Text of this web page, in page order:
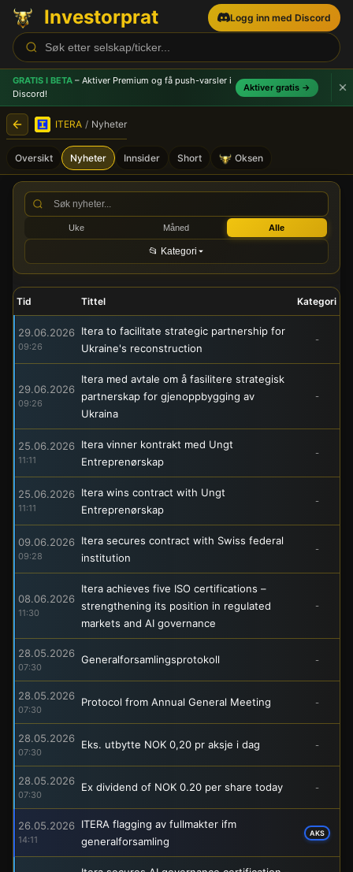
Investorprat Logg inn med Discord
GRATIS I BETA – Aktiver Premium og få push-varsler i
Discord!
Aktiver gratis →
ITERA / Nyheter
Oversikt Nyheter Innsider Short Oksen
ITERA (ITERA) -
Uke Måned Alle
📂 Kategori
Tid Tittel Kategori
29.06.2026
09:26
Itera to facilitate strategic partnership for
Ukraine's reconstruction
-
29.06.2026
09:26
Itera med avtale om å fasilitere strategisk
partnerskap for gjenoppbygging av
Ukraina
-
25.06.2026
11:11
Itera vinner kontrakt med Ungt
Entreprenørskap
-
25.06.2026
11:11
Itera wins contract with Ungt
Entreprenørskap
-
09.06.2026
09:28
Itera secures contract with Swiss federal
institution
-
08.06.2026
11:30
Itera achieves five ISO certifications –
strengthening its position in regulated
markets and AI governance
-
28.05.2026
07:30
Generalforsamlingsprotokoll -
28.05.2026
07:30
Protocol from Annual General Meeting -
28.05.2026
07:30
Eks. utbytte NOK 0,20 pr aksje i dag -
28.05.2026
07:30
Ex dividend of NOK 0.20 per share today -
26.05.2026
14:11
ITERA flagging av fullmakter ifm
generalforsamling
AKS